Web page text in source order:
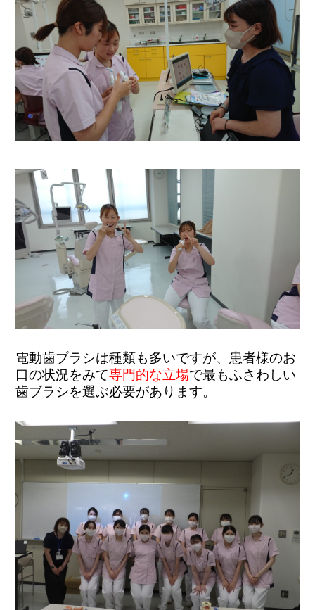
電動歯ブラシは種類も多いですが、患者様のお
口の状況をみて専門的な立場で最もふさわしい
歯ブラシを選ぶ必要があります。